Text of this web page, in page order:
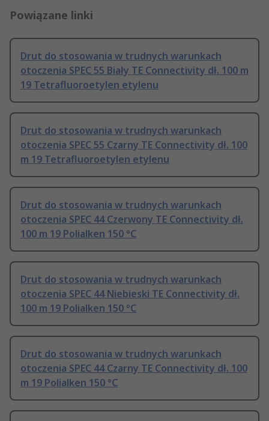
Powiązane linki
Drut do stosowania w trudnych warunkach
otoczenia SPEC 55 Biały TE Connectivity dł. 100 m
19 Tetrafluoroetylen etylenu
Drut do stosowania w trudnych warunkach
otoczenia SPEC 55 Czarny TE Connectivity dł. 100
m 19 Tetrafluoroetylen etylenu
Drut do stosowania w trudnych warunkach
otoczenia SPEC 44 Czerwony TE Connectivity dł.
100 m 19 Polialken 150 °C
Drut do stosowania w trudnych warunkach
otoczenia SPEC 44 Niebieski TE Connectivity dł.
100 m 19 Polialken 150 °C
Drut do stosowania w trudnych warunkach
otoczenia SPEC 44 Czarny TE Connectivity dł. 100
m 19 Polialken 150 °C